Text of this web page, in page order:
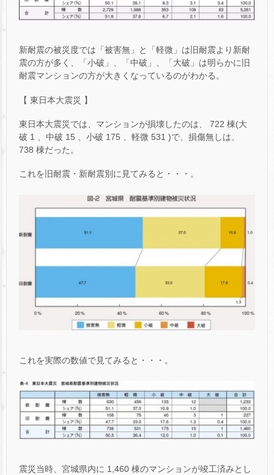
新耐震の被災度では「被害無」と「軽微」は旧耐震より新耐
震の方が多く、「小破」、「中破」、「大破」は明らかに旧
耐震マンションの方が大きくなっているのがわかる。
【 東日本大震災 】
東日本大震災では、マンションが損壊したのは、 722 棟(大
破 1 、中破 15 、小破 175 、軽微 531 )で、損傷無しは、
738 棟だった。
これを旧耐震・新耐震別に見てみると・・・。
これを実際の数値で見てみると・・・。
震災当時、宮城県内に 1,460 棟のマンションが竣工済みとし